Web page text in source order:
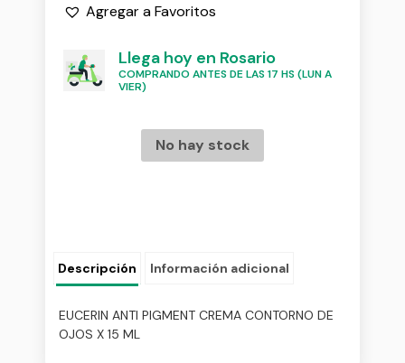
Agregar a Favoritos
Llega hoy en Rosario
COMPRANDO ANTES DE LAS 17 HS (LUN A
VIER)
No hay stock
Descripción Información adicional
EUCERIN ANTI PIGMENT CREMA CONTORNO DE
OJOS X 15 ML